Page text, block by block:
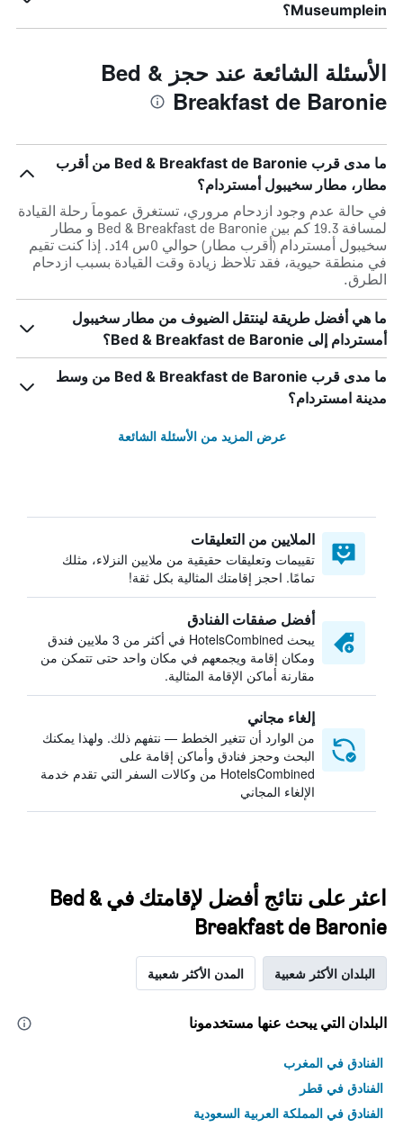
Museumplein؟
الأسئلة الشائعة عند حجز Bed &
Breakfast de Baronie
ما مدى قرب Bed & Breakfast de Baronie من أقرب
مطار، مطار سخيبول أمستردام؟
في حالة عدم وجود ازدحام مروري، تستغرق عموماً رحلة القيادة
لمسافة 19.3 كم بين Bed & Breakfast de Baronie و مطار
سخيبول أمستردام (أقرب مطار) حوالي 0س 14د. إذا كنت تقيم
في منطقة حيوية، فقد تلاحظ زيادة وقت القيادة بسبب ازدحام
الطرق.
ما هي أفضل طريقة لينتقل الضيوف من مطار سخيبول
أمستردام إلى Bed & Breakfast de Baronie؟
ما مدى قرب Bed & Breakfast de Baronie من وسط
مدينة امستردام؟
عرض المزيد من الأسئلة الشائعة
الملايين من التعليقات
تقييمات وتعليقات حقيقية من ملايين النزلاء، مثلك
تمامًا. احجز إقامتك المثالية بكل ثقة!
أفضل صفقات الفنادق
يبحث HotelsCombined في أكثر من 3 ملايين فندق
ومكان إقامة ويجمعهم في مكان واحد حتى تتمكن من
مقارنة أماكن الإقامة المثالية.
إلغاء مجاني
من الوارد أن تتغير الخطط — نتفهم ذلك. ولهذا يمكنك
البحث وحجز فنادق وأماكن إقامة على
HotelsCombined من وكالات السفر التي تقدم خدمة
الإلغاء المجاني
اعثر على نتائج أفضل لإقامتك في Bed &
Breakfast de Baronie
البلدان الأكثر شعبية المدن الأكثر شعبية
البلدان التي يبحث عنها مستخدمونا
الفنادق في المغرب
الفنادق في قطر
الفنادق في المملكة العربية السعودية